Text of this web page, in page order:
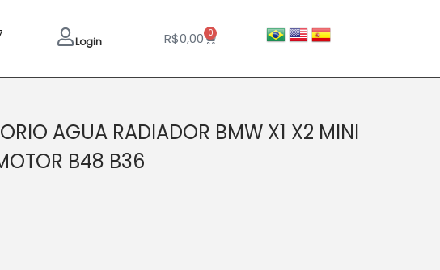
Login R$0,00 0
AGUA RADIADOR BMW X1 X2 MINI
B48 B36